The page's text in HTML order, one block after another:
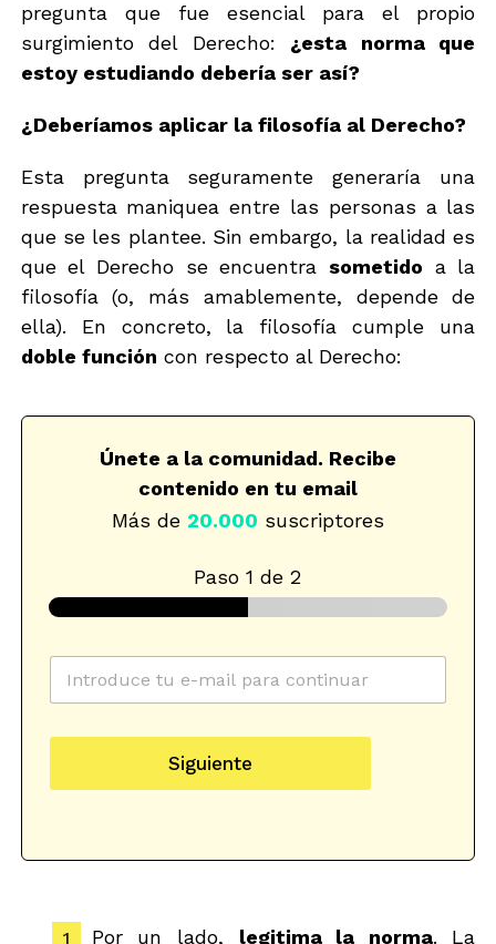
pregunta que fue esencial para el propio
surgimiento del Derecho: ¿esta norma que
estoy estudiando debería ser así?
¿Deberíamos aplicar la filosofía al Derecho?
Esta pregunta seguramente generaría una
respuesta maniquea entre las personas a las
que se les plantee. Sin embargo, la realidad es
que el Derecho se encuentra sometido a la
filosofía (o, más amablemente, depende de
ella). En concreto, la filosofía cumple una
doble función con respecto al Derecho:
Únete a la comunidad. Recibe
contenido en tu email
Más de 20.000 suscriptores
Paso1 de 2
C
r
e
c
ó
Siguiente
Por un lado, legitima la norma. La